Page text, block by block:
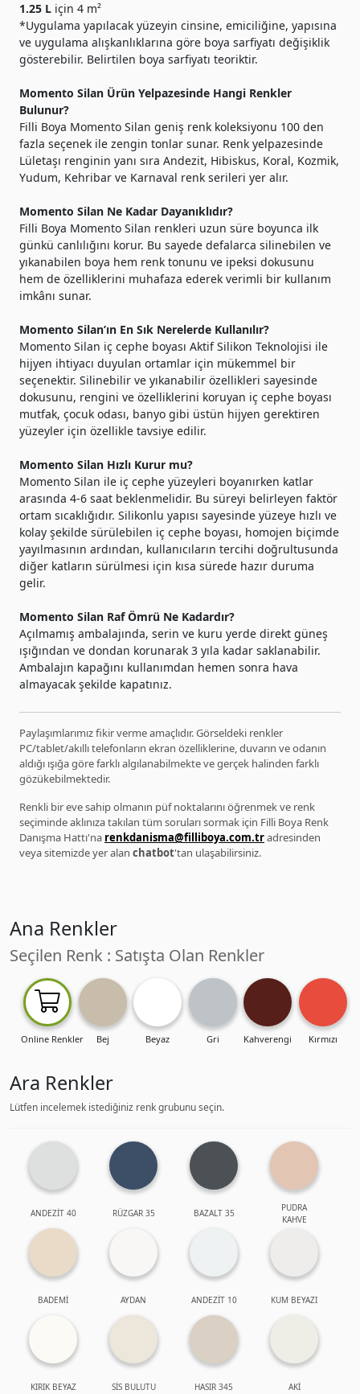
1.25 L için 4 m²
*Uygulama yapılacak yüzeyin cinsine, emiciliğine, yapısına
ve uygulama alışkanlıklarına göre boya sarfiyatı değişiklik
gösterebilir. Belirtilen boya sarfiyatı teoriktir.
Momento Silan Ürün Yelpazesinde Hangi Renkler
Bulunur?
Filli Boya Momento Silan geniş renk koleksiyonu 100 den
fazla seçenek ile zengin tonlar sunar. Renk yelpazesinde
Lületaşı renginin yanı sıra Andezit, Hibiskus, Koral, Kozmik,
Yudum, Kehribar ve Karnaval renk serileri yer alır.
Momento Silan Ne Kadar Dayanıklıdır?
Filli Boya Momento Silan renkleri uzun süre boyunca ilk
günkü canlılığını korur. Bu sayede defalarca silinebilen ve
yıkanabilen boya hem renk tonunu ve ipeksi dokusunu
hem de özelliklerini muhafaza ederek verimli bir kullanım
imkânı sunar.
Momento Silan’ın En Sık Nerelerde Kullanılır?
Momento Silan iç cephe boyası Aktif Silikon Teknolojisi ile
hijyen ihtiyacı duyulan ortamlar için mükemmel bir
seçenektir. Silinebilir ve yıkanabilir özellikleri sayesinde
dokusunu, rengini ve özelliklerini koruyan iç cephe boyası
mutfak, çocuk odası, banyo gibi üstün hijyen gerektiren
yüzeyler için özellikle tavsiye edilir.
Momento Silan Hızlı Kurur mu?
Momento Silan ile iç cephe yüzeyleri boyanırken katlar
arasında 4-6 saat beklenmelidir. Bu süreyi belirleyen faktör
ortam sıcaklığıdır. Silikonlu yapısı sayesinde yüzeye hızlı ve
kolay şekilde sürülebilen iç cephe boyası, homojen biçimde
yayılmasının ardından, kullanıcıların tercihi doğrultusunda
diğer katların sürülmesi için kısa sürede hazır duruma
gelir.
Momento Silan Raf Ömrü Ne Kadardır?
Açılmamış ambalajında, serin ve kuru yerde direkt güneş
ışığından ve dondan korunarak 3 yıla kadar saklanabilir.
Ambalajın kapağını kullanımdan hemen sonra hava
almayacak şekilde kapatınız.
Paylaşımlarımız fikir verme amaçlıdır. Görseldeki renkler
PC/tablet/akıllı telefonların ekran özelliklerine, duvarın ve odanın
aldığı ışığa göre farklı algılanabilmekte ve gerçek halinden farklı
gözükebilmektedir.
Renkli bir eve sahip olmanın püf noktalarını öğrenmek ve renk
seçiminde aklınıza takılan tüm soruları sormak için Filli Boya Renk
Danışma Hattı'na renkdanisma@filliboya.com.tradresinden
veya sitemizde yer alan chatbot'tan ulaşabilirsiniz.
Ana Renkler
Seçilen Renk : Satışta Olan Renkler
Online Renkler Bej Beyaz Gri Kahverengi Kırmızı
Ara Renkler
Lütfen incelemek istediğiniz renk grubunu seçin.
ANDEZİT 40 RÜZGAR 35 BAZALT 35
PUDRA
KAHVE
BADEMİ AYDAN ANDEZİT 10 KUM BEYAZI
KIRIK BEYAZ SİS BULUTU HASIR 345 AKİ